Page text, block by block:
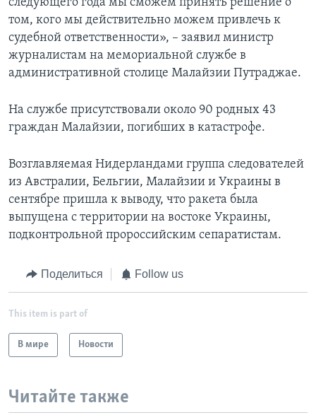
следующего года мы сможем принять решение о
том, кого мы действительно можем привлечь к
судебной ответственности», – заявил министр
журналистам на мемориальной службе в
административной столице Малайзии Путраджае.
На службе присутствовали около 90 родных 43
граждан Малайзии, погибших в катастрофе.
Возглавляемая Нидерландами группа следователей
из Австралии, Бельгии, Малайзии и Украины в
сентябре пришла к выводу, что ракета была
выпущена с территории на востоке Украины,
подконтрольной пророссийским сепаратистам.
Поделиться Follow us
This item is part of
В мире Новости
Читайте также